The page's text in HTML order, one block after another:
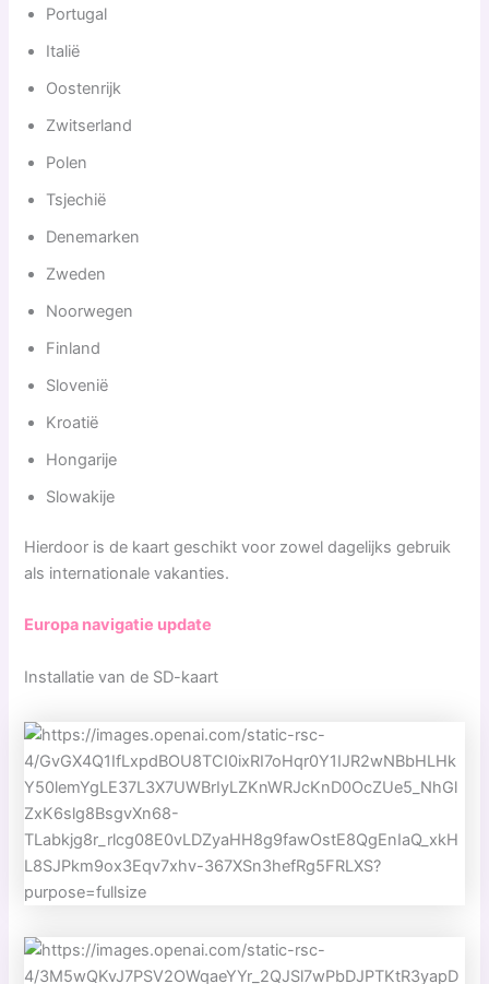
Portugal
Italië
Oostenrijk
Zwitserland
Polen
Tsjechië
Denemarken
Zweden
Noorwegen
Finland
Slovenië
Kroatië
Hongarije
Slowakije
Hierdoor is de kaart geschikt voor zowel dagelijks gebruik
als internationale vakanties.
Europa navigatie update
Installatie van de SD-kaart